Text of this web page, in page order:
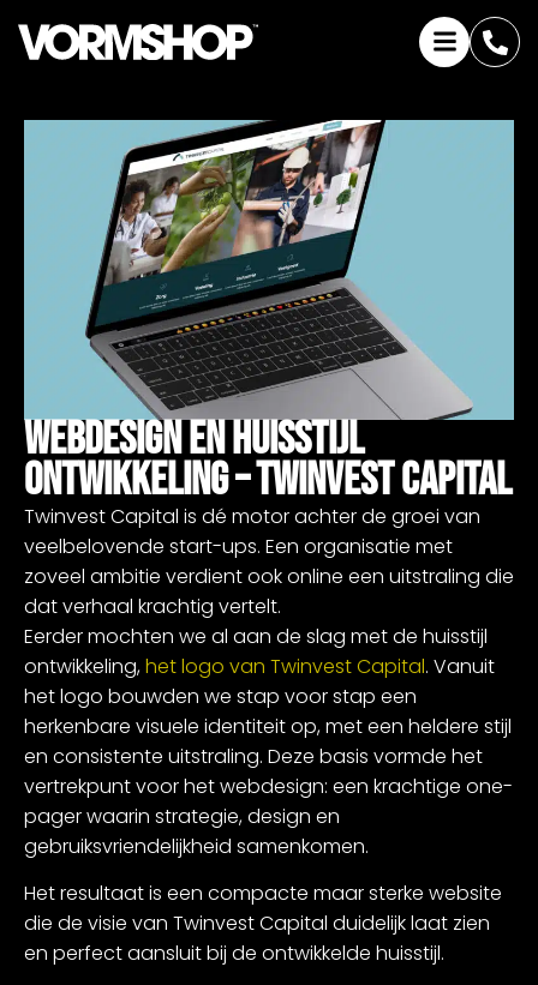
Webdesign En Huisstijl
Ontwikkeling – Twinvest Capital
Twinvest Capital is dé motor achter de groei van
veelbelovende start-ups. Een organisatie met
zoveel ambitie verdient ook online een uitstraling die
dat verhaal krachtig vertelt.
Eerder mochten we al aan de slag met de huisstijl
ontwikkeling,het logo van Twinvest Capital. Vanuit
het logo bouwden we stap voor stap een
herkenbare visuele identiteit op, met een heldere stijl
en consistente uitstraling. Deze basis vormde het
vertrekpunt voor het webdesign: een krachtige one-
pager waarin strategie, design en
gebruiksvriendelijkheid samenkomen.
Het resultaat is een compacte maar sterke website
die de visie van Twinvest Capital duidelijk laat zien
en perfect aansluit bij de ontwikkelde huisstijl.